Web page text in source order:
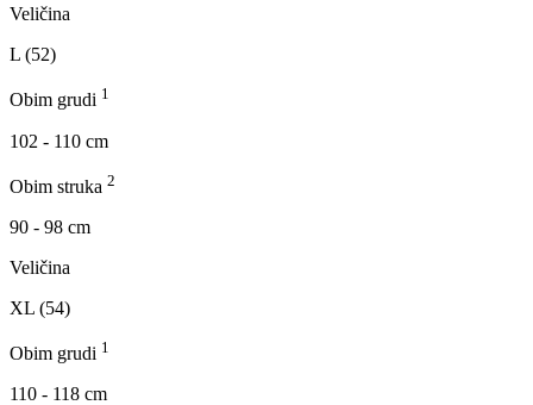
Veličina
L (52)
Obim grudi 1
102 - 110 cm
Obim struka 2
90 - 98 cm
Veličina
XL (54)
Obim grudi 1
110 - 118 cm